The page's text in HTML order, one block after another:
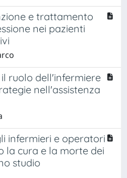
e trattamento
nei pazienti
ruolo dell'infermiere
nell'assistenza
infermieri e operatori
la cura e la morte dei
studio